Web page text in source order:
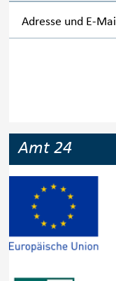
Adresse und E-Mail
Amt 24